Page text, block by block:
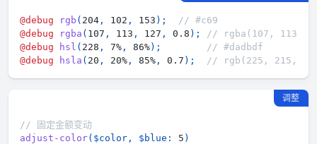
@debug rgb ( 204 , 102 , 153 ) ;
// #c69
@debug
rgba ( 107 , 113 , 127 , 0.8 ) ;
// rgba(107, 113,
@debug
hsl ( 228 , 7% , 86%) ;
// #dadbdf
@debug
hsla ( 20 , 20% , 85% , 0.7 ) ; // rgb(225, 215,
调整
// 固定金额变动
adjust-color( $color , $blue : 5 )